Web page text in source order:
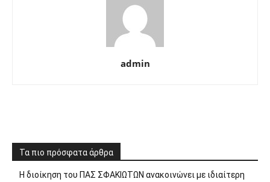
admin
Τα πιο πρόσφατα άρθρα
Η διοίκηση του ΠΑΣ ΣΦΑΚΙΩΤΩΝ ανακοινώνει με ιδιαίτερη